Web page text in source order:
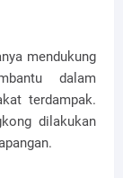
mendukung
dalam
terdampak.
dilakukan